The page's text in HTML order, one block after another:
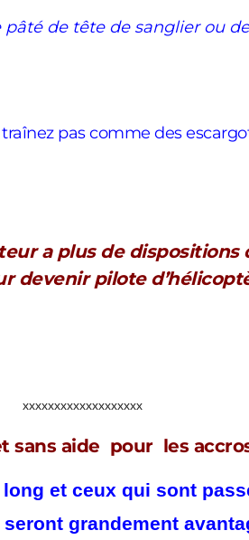
de tête de sanglier ou
pas comme des
a plus de dispositions
devenir pilote
xxxxxxxxxxxxxxxxxxx
sans aide pour les
et ceux qui sont
grandement